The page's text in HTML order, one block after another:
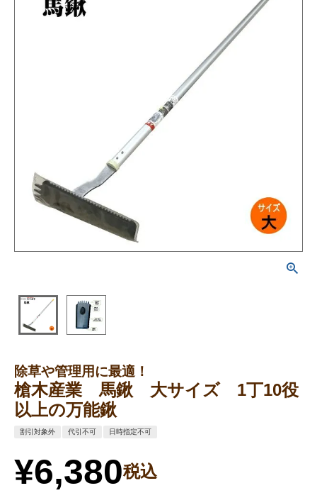
除草や管理用に最適！
槍木産業 馬鍬 大サイズ 1丁10役
以上の万能鍬
割引対象外 代引不可 日時指定不可
¥6,380税込